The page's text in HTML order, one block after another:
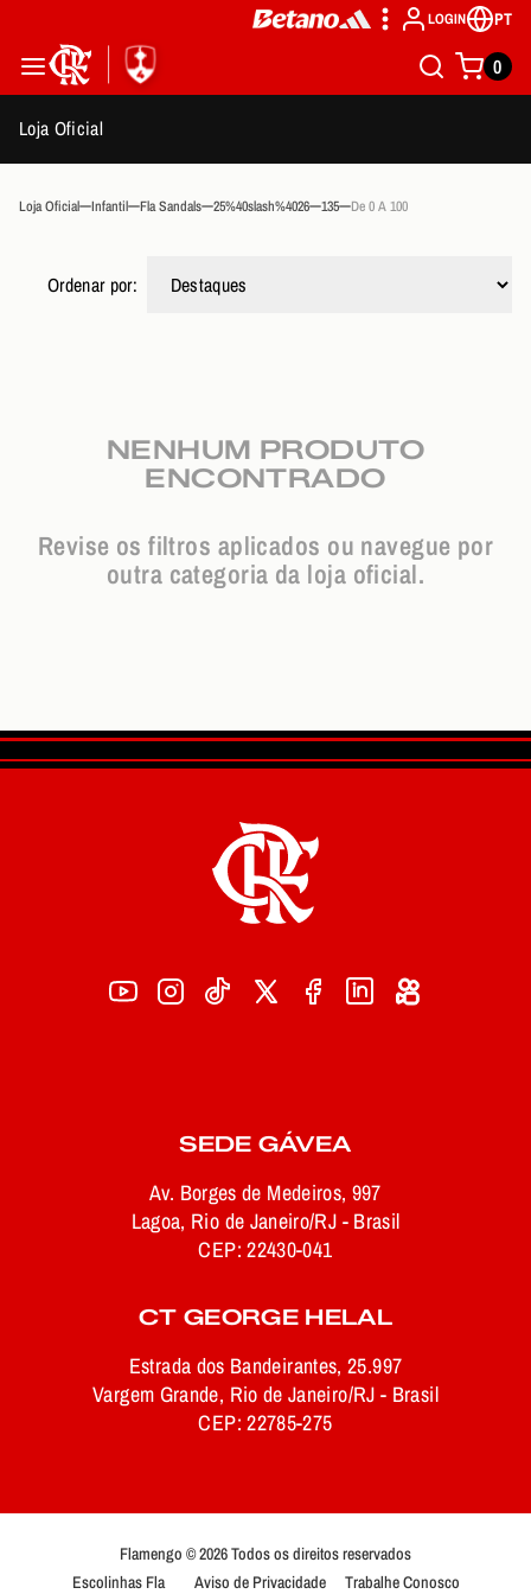
LOGIN PT
0
Loja Oficial
Loja Oficial Infantil Fla Sandals 25%40slash%4026 135 De 0 A 100
Ordenar por:
NENHUM PRODUTO
ENCONTRADO
Revise os filtros aplicados ou navegue por
outra categoria da loja oficial.
SEDE GÁVEA
Av. Borges de Medeiros, 997
Lagoa, Rio de Janeiro/RJ - Brasil
CEP: 22430-041
CT GEORGE HELAL
Estrada dos Bandeirantes, 25.997
Vargem Grande, Rio de Janeiro/RJ - Brasil
CEP: 22785-275
Flamengo © 2026 Todos os direitos reservados
Escolinhas Fla
Aviso de Privacidade Trabalhe Conosco